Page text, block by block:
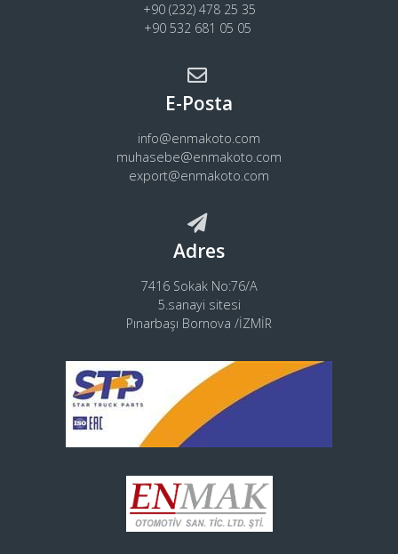
+90 (232) 478 25 35
+90 532 681 05 05
E-Posta
info@enmakoto.com
muhasebe@enmakoto.com
export@enmakoto.com
Adres
7416 Sokak No:76/A
5.sanayi sitesi
Pınarbaşı Bornova /İZMİR